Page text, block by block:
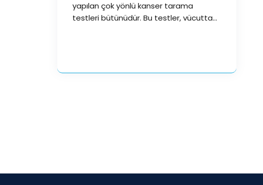
yapılan çok yönlü kanser tarama
testleri bütünüdür. Bu testler, vücutta